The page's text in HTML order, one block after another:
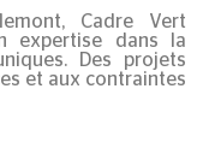
Cadre Vert
expertise dans la
Des projets
et aux contraintes